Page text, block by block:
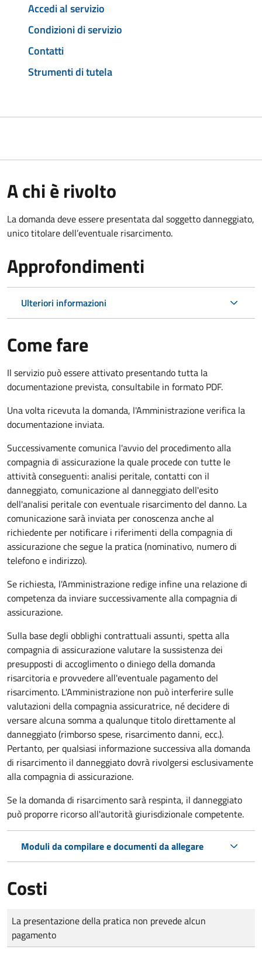
Accedi al servizio
Condizioni di servizio
Contatti
Strumenti di tutela
A chi è rivolto
La domanda deve essere presentata dal soggetto danneggiato,
unico titolare dell’eventuale risarcimento.
Approfondimenti
Ulteriori informazioni
Come fare
Il servizio può essere attivato presentando tutta la
documentazione prevista, consultabile in formato PDF.
Una volta ricevuta la domanda, l'Amministrazione verifica la
documentazione inviata.
Successivamente comunica l'avvio del procedimento alla
compagnia di assicurazione la quale procede con tutte le
attività conseguenti: analisi peritale, contatti con il
danneggiato, comunicazione al danneggiato dell'esito
dell'analisi peritale con eventuale risarcimento del danno. La
comunicazione sarà inviata per conoscenza anche al
richiedente per notificare i riferimenti della compagnia di
assicurazione che segue la pratica (nominativo, numero di
telefono e indirizzo).
Se richiesta, l'Amministrazione redige infine una relazione di
competenza da inviare successivamente alla compagnia di
assicurazione.
Sulla base degli obblighi contrattuali assunti, spetta alla
compagnia di assicurazione valutare la sussistenza dei
presupposti di accoglimento o diniego della domanda
risarcitoria e provvedere all'eventuale pagamento del
risarcimento. L'Amministrazione non può interferire sulle
valutazioni della compagnia assicuratrice, né decidere di
versare alcuna somma a qualunque titolo direttamente al
danneggiato (rimborso spese, risarcimento danni, ecc.).
Pertanto, per qualsiasi informazione successiva alla domanda
di risarcimento il danneggiato dovrà rivolgersi esclusivamente
alla compagnia di assicurazione.
Se la domanda di risarcimento sarà respinta, il danneggiato
può proporre ricorso all'autorità giurisdizionale competente.
Moduli da compilare e documenti da allegare
Costi
Tipo di pagamento
Importo
La presentazione della pratica non prevede alcun
pagamento